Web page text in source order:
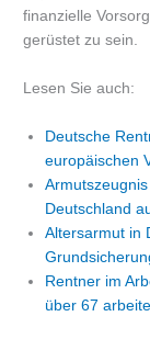
finanzielle
gerüstet zu sein.
Lesen Sie auch:
Deutsche
europäischen
Deutschland
Altersarmut in
Rentner im
über 67